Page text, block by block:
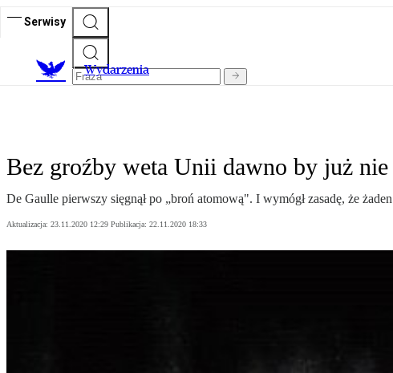
Serwisy
Wydarzenia
Bez groźby weta Unii dawno by już nie
De Gaulle pierwszy sięgnął po „broń atomową". I wymógł zasadę, że
Aktualizacja: 23.11.2020 12:29 Publikacja: 22.11.2020 18:33